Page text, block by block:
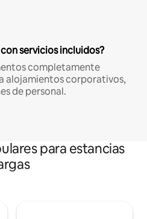
servicios incluidos?
completamente
alojamientos corporativos,
de personal.
para estancias